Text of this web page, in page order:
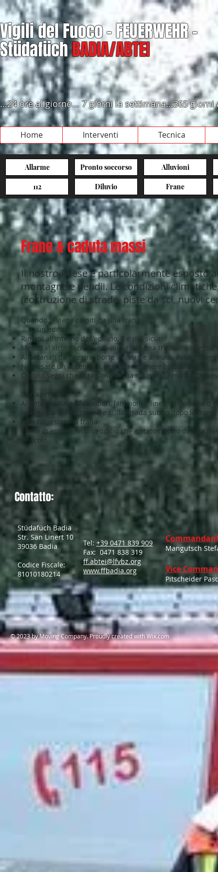
Vigili del Fuoco - FEUERWEHR -
StüdafüchBADIA/ABTEI
...24 ore al giorno... 7 giorni la settimana...365
Home Interventi Tecnica
Allarme
112
Pronto soccorso
Diluvio
Alluvioni
Frane
Frane & caduta massi
Il nostro Paese è particolarmente esposto
montagne e pendii. Le condizioni
(costruzione di strade, piste da sci, nuovi
Quando si viene colpiti da una frana
... in un edificio:
Rimani all'interno dell'edificio, lì è più sicuro!
Mettiti al sicuro sotto un tavolo, sotto una trave di
Allontanati da finestre, porte in vetro e armadi. Potresti
Non usare un ascensore, potresti rimanere bloccato
Ci sono segni che la ragione si stia muovendo molto?
...all'aperto:
Allontanati da edifici, alberi, lampioni e linee telefoniche o
Non guidare o camminare sulla strada subito dopo la
Non calpestare la frana.
Prima di entrare in un edificio che è stato colpito da una
pericolo.
Contatto:
Stüdafüch Badia
Str. San Linert 10
39036 Badia
Codice Fiscale:
81010180214
Tel: +39 0471 839 909
Fax: 0471 838 319
ff.abtei@lfvbz.org
www.ffbadia.org
Mangutsch
Vice
Pitscheider
​© 2023 by Moving Company. Proudly created withWix.com